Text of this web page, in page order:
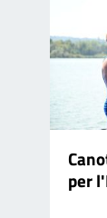
per